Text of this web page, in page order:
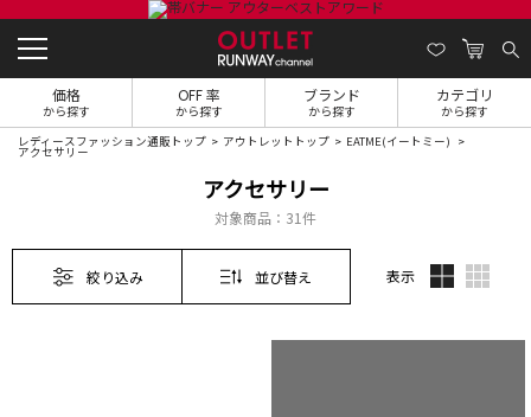
価格
から探す
OFF 率
から探す
ブランド
から探す
カテゴリ
から探す
レディースファッション通販トップ アウトレットトップ EATME(イートミー)
アクセサリー
アクセサリー
対象商品： 31件
絞り込み 並び替え 表示